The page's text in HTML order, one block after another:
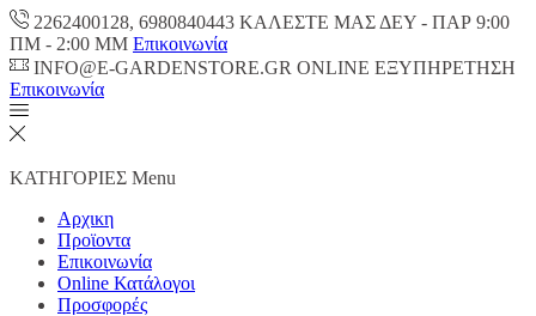
2262400128, 6980840443 ΚΑΛΕΣΤΕ ΜΑΣ ΔΕΥ - ΠΑΡ 9:00
ΠM - 2:00 ΜΜ Επικοινωνία
INFO@E-GARDENSTORE.GR ONLINE ΕΞΥΠΗΡΕΤΗΣH
Επικοινωνία
ΚΑΤΗΓΟΡΙΕΣ Menu
Αρχικη
Προϊοντα
Επικοινωνία
Online Κατάλογοι
Προσφορές